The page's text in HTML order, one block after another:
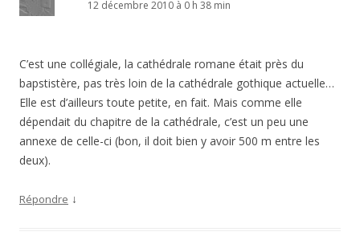
12 décembre 2010 à 0 h 38 min
C’est une collégiale, la cathédrale romane était près du
bapstistère, pas très loin de la cathédrale gothique actuelle…
Elle est d’ailleurs toute petite, en fait. Mais comme elle
dépendait du chapitre de la cathédrale, c’est un peu une
annexe de celle-ci (bon, il doit bien y avoir 500 m entre les
deux).
Répondre ↓